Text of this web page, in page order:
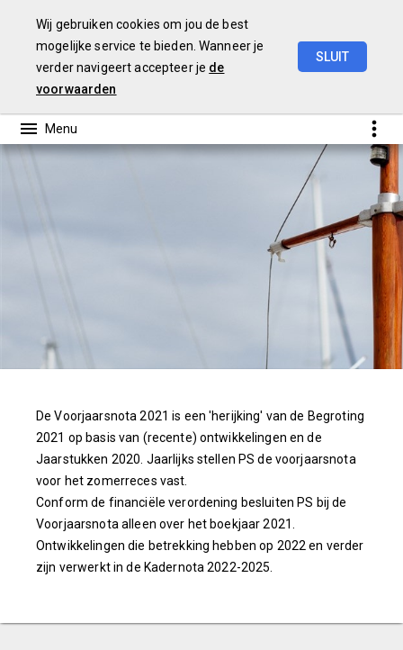
Wij gebruiken cookies om jou de best
mogelijke service te bieden. Wanneer je
verder navigeert accepteer je de
voorwaarden
SLUIT
De Voorjaarsnota 2021 is een 'herijking' van de Begroting
2021 op basis van (recente) ontwikkelingen en de
Jaarstukken 2020. Jaarlijks stellen PS de voorjaarsnota
voor het zomerreces vast.
Conform de financiële verordening besluiten PS bij de
Voorjaarsnota alleen over het boekjaar 2021.
Ontwikkelingen die betrekking hebben op 2022 en verder
zijn verwerkt in de Kadernota 2022-2025.